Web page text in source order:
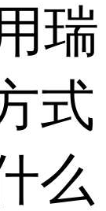
瑞
式
么